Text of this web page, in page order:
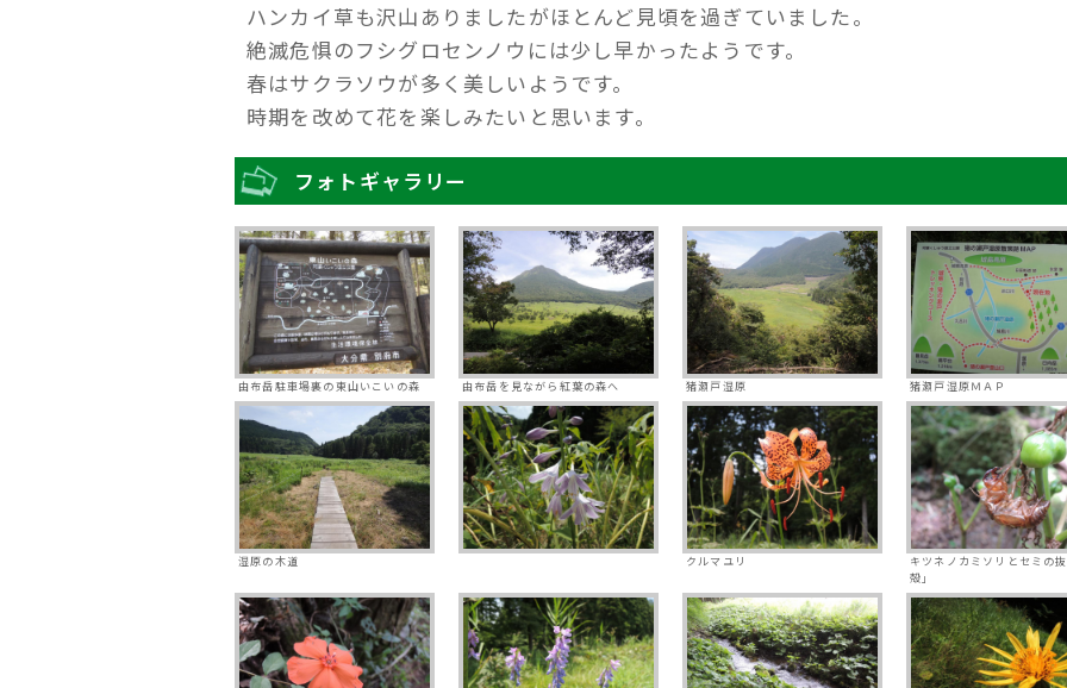
ハンカイ草も沢山ありましたがほとんど見頃を過ぎていました。
絶滅危惧のフシグロセンノウには少し早かったようです。
春はサクラソウが多く美しいようです。
時期を改めて花を楽しみたいと思います。
フォトギャラリー
由布岳駐車場裏の東山いこいの森 由布岳を見ながら紅葉の森へ 猪瀬戸湿原 猪瀬戸湿原ＭＡＰ
湿原の木道 クルマユリ
キツネノカミソリとセミの
殻」